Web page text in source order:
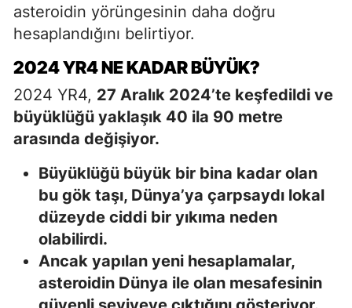
asteroidin yörüngesinin daha doğru
hesaplandığını belirtiyor.
2024 YR4 NE KADAR BÜYÜK?
2024 YR4, 27 Aralık 2024’te keşfedildi ve
büyüklüğü yaklaşık 40 ila 90 metre
arasında değişiyor.
Büyüklüğü büyük bir bina kadar olan
bu gök taşı, Dünya’ya çarpsaydı lokal
düzeyde ciddi bir yıkıma neden
olabilirdi.
Ancak yapılan yeni hesaplamalar,
asteroidin Dünya ile olan mesafesinin